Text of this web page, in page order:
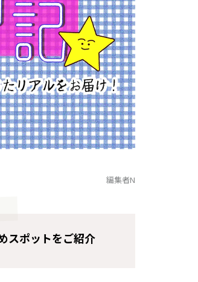
編集者N
スポットをご紹介